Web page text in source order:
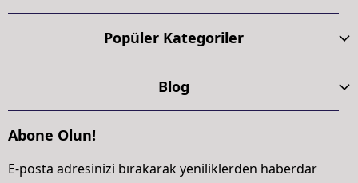
Popüler Kategoriler
Blog
Abone Olun!
E-posta adresinizi bırakarak yeniliklerden haberdar